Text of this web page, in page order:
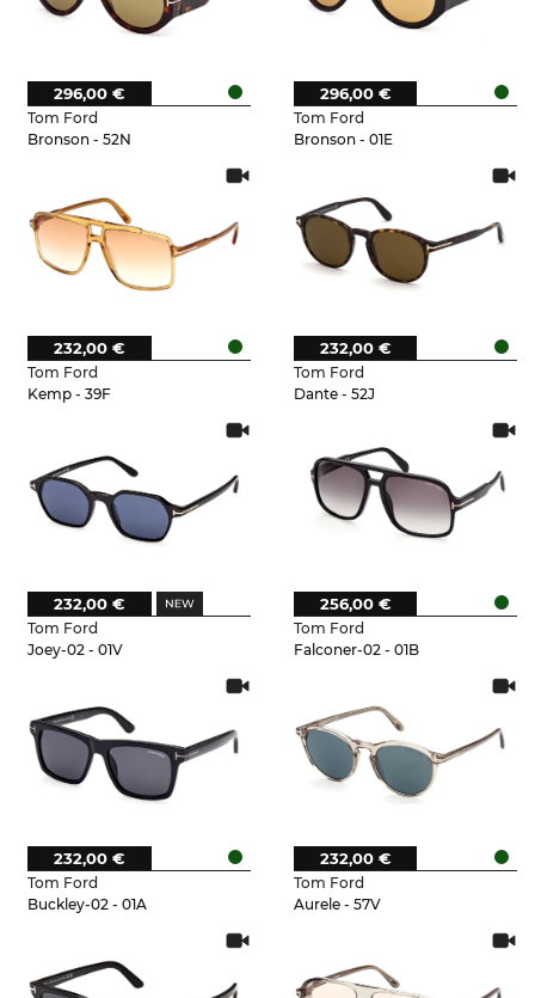
Tom Ford
Bronson - 52N
296,00 €
Tom Ford
Bronson - 01E
296,00 €
Tom Ford
Kemp - 39F
232,00 €
Tom Ford
Dante - 52J
232,00 €
Tom Ford
Joey-02 - 01V
232,00 €
Tom Ford
Falconer-02 - 01B
256,00 €
Tom Ford
Buckley-02 - 01A
232,00 €
Tom Ford
Aurele - 57V
232,00 €